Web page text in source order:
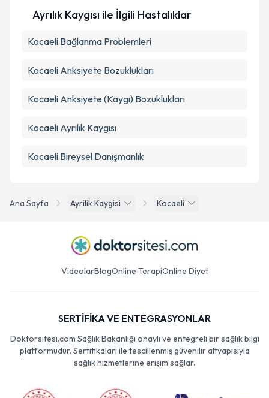
Ana Sayfa Ayrilik Kaygisi Kocaeli
Ayrılık Kaygısı ile İlgili Hastalıklar
Kocaeli Bağlanma Problemleri
Kocaeli Anksiyete Bozuklukları
Kocaeli Anksiyete (Kaygı) Bozuklukları
Kocaeli Ayrılık Kaygısı
Kocaeli Bireysel Danışmanlık
VideolarBlogOnline TerapiOnline Diyet
SERTİFİKA VE ENTEGRASYONLAR
Doktorsitesi.com Sağlık Bakanlığı onaylı ve entegreli bir sağlık bilgi
platformudur. Sertifikaları ile tescillenmiş güvenilir altyapısıyla
sağlık hizmetlerine erişim sağlar.